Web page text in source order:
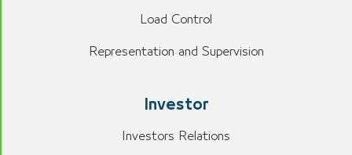
Load Control
Representation and Supervision
Investor
Investors Relations